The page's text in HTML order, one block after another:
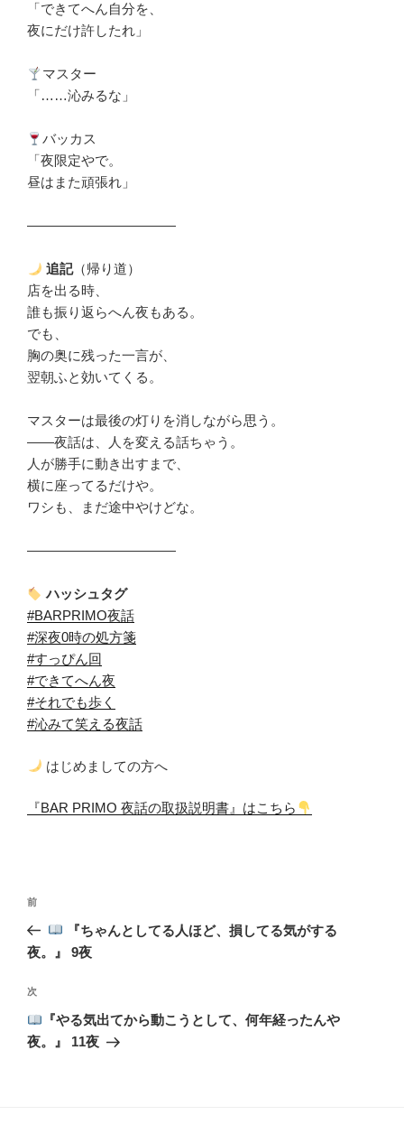
「できてへん自分を、
夜にだけ許したれ」
マスター
「……沁みるな」
バッカス
「夜限定やで。
昼はまた頑張れ」
―――――――――――
追記（帰り道）
店を出る時、
誰も振り返らへん夜もある。
でも、
胸の奥に残った一言が、
翌朝ふと効いてくる。
マスターは最後の灯りを消しながら思う。
――夜話は、人を変える話ちゃう。
人が勝手に動き出すまで、
横に座ってるだけや。
ワシも、まだ途中やけどな。
―――――――――――
ハッシュタグ
#BARPRIMO夜話
#深夜0時の処方箋
#すっぴん回
#できてへん夜
#それでも歩く
#沁みて笑える夜話
はじめましての方へ
『BAR PRIMO 夜話の取扱説明書』はこちら
投
ナ
ゲ
ー
シ
前
の
投
前
『ちゃんとしてる人ほど、損してる気がする
夜。』 9夜
次
の
投
次
『やる気出てから動こうとして、何年経ったんや
夜。』 11夜